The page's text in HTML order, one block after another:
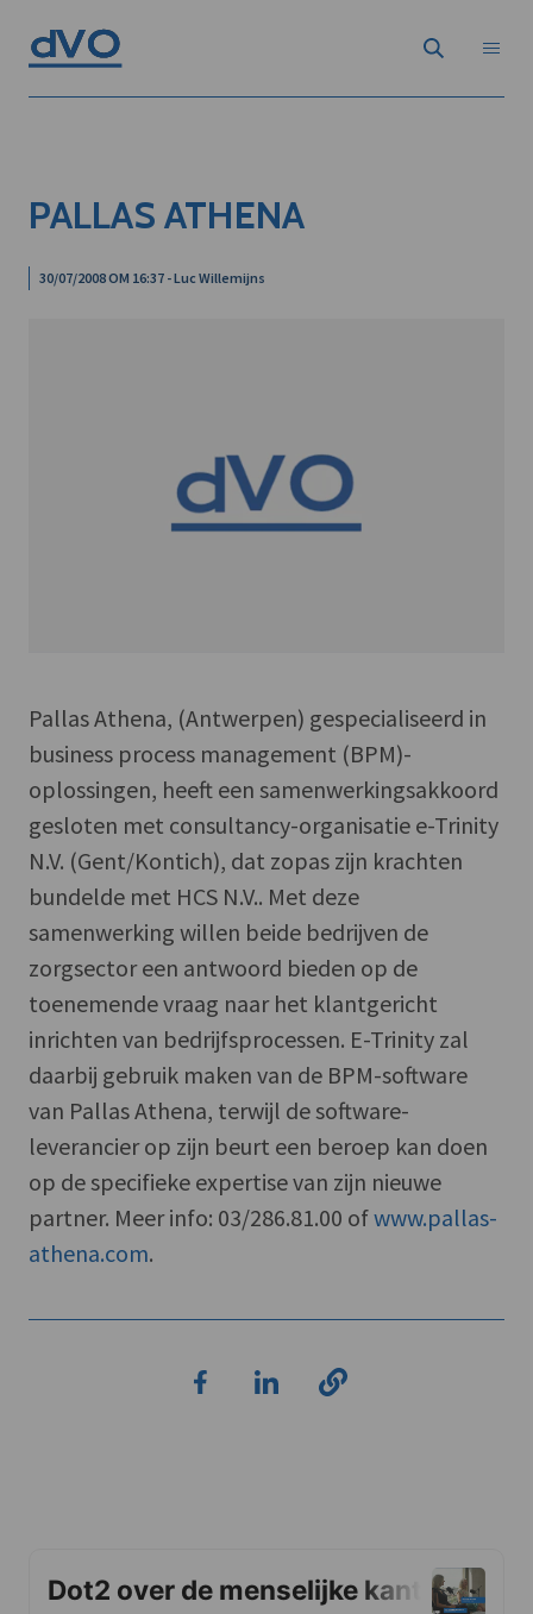
PALLAS ATHENA
30/07/2008 OM 16:37 - Luc Willemijns
Pallas Athena, (Antwerpen) gespecialiseerd in
business process management (BPM)-
oplossingen, heeft een samenwerkingsakkoord
gesloten met consultancy-organisatie e-Trinity
N.V. (Gent/Kontich), dat zopas zijn krachten
bundelde met HCS N.V.. Met deze
samenwerking willen beide bedrijven de
zorgsector een antwoord bieden op de
toenemende vraag naar het klantgericht
inrichten van bedrijfsprocessen. E-Trinity zal
daarbij gebruik maken van de BPM-software
van Pallas Athena, terwijl de software-
leverancier op zijn beurt een beroep kan doen
op de specifieke expertise van zijn nieuwe
partner. Meer info: 03/286.81.00 ofwww.pallas-
athena.com.